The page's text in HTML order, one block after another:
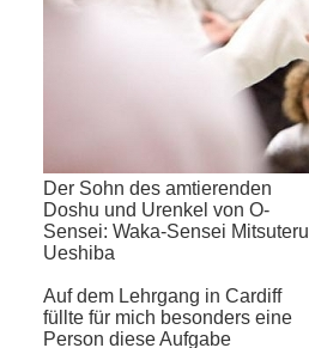
Der Sohn des amtierenden
Doshu und Urenkel von O-
Sensei: Waka-Sensei Mitsuteru
Ueshiba
Auf dem Lehrgang in Cardiff
füllte für mich besonders eine
Person diese Aufgabe